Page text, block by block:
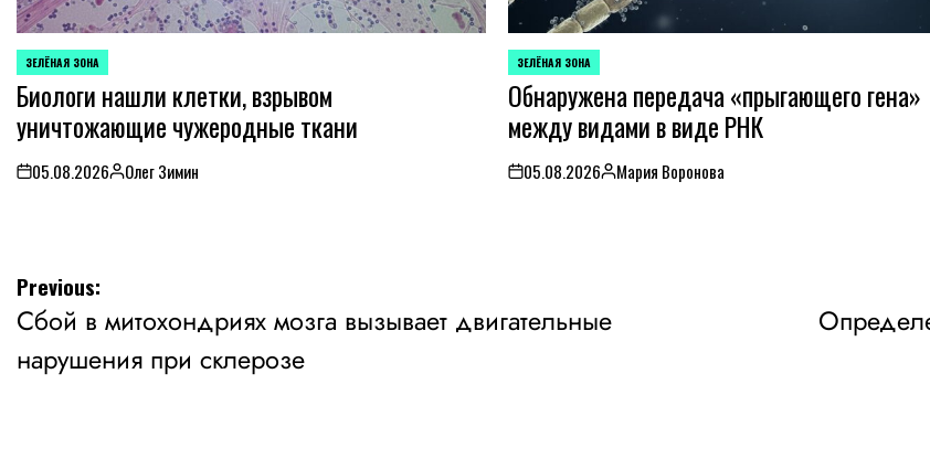
POSTED
IN
ЗЕЛЁНАЯ ЗОНА
Биологи нашли клетки, взрывом
уничтожающие чужеродные ткани
on05.08.2026Posted
Олег Зимин
POSTED
IN
ЗЕЛЁНАЯ ЗОНА
Обнаружена передача «прыгающего гена»
между видами в виде РНК
on05.08.2026Posted
Мария Воронова
Навигация
по
записям
Previous:
Сбой в митохондриях мозга вызывает двигательные
нарушения при склерозе